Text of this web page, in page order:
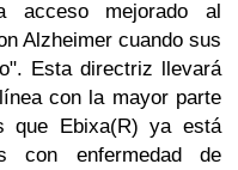
acceso mejorado al
Alzheimer cuando sus
Esta directriz llevará
con la mayor parte
que Ebixa(R) ya está
con enfermedad de